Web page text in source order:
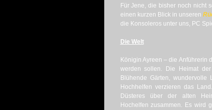
Für Jene, die bisher noch nicht
einen kurzen Blick in unseren
die Konsoleros unter uns, PC
Die Welt
Königin Ayreen – die Anführerin
werden sollen. Die Heimat
Blühende Gärten, wundervolle
Hochhelfen verzieren das
Düsteres über der alten
Hochelfen zusammen. Es wird